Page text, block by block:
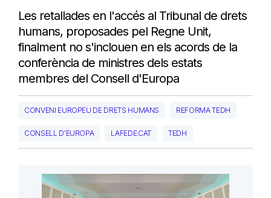
Les retallades en l'accés al Tribunal de drets
humans, proposades pel Regne Unit,
finalment no s'inclouen en els acords de la
conferència de ministres dels estats
membres del Consell d'Europa
CONVENI EUROPEU DE DRETS HUMANS REFORMA TEDH
CONSELL D'EUROPA LAFEDE.CAT TEDH